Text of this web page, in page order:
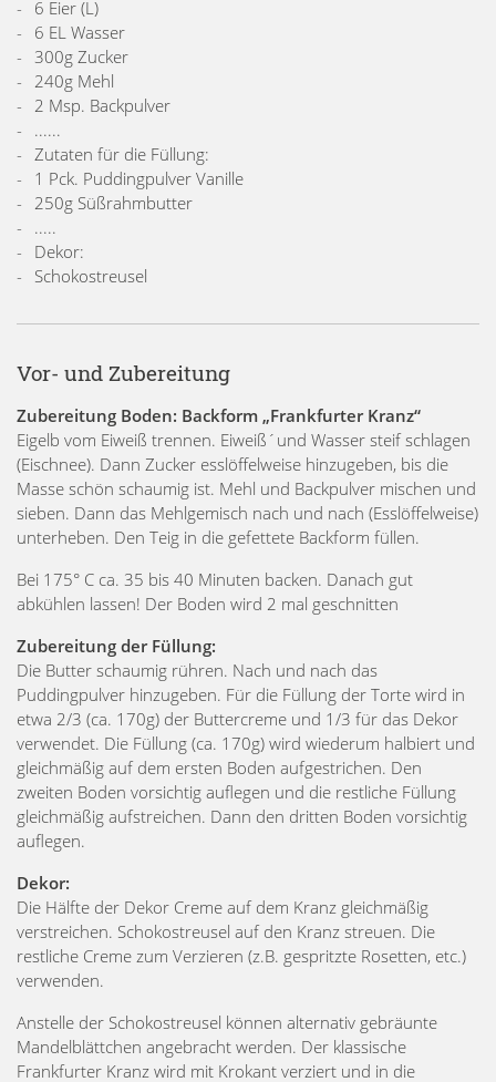
6 Eier (L)
6 EL Wasser
300g Zucker
240g Mehl
2 Msp. Backpulver
......
Zutaten für die Füllung:
1 Pck. Puddingpulver Vanille
250g Süßrahmbutter
.....
Dekor:
Schokostreusel
Vor- und Zubereitung
Zubereitung Boden: Backform „Frankfurter Kranz“
Eigelb vom Eiweiß trennen. Eiweiß´und Wasser steif schlagen
(Eischnee). Dann Zucker esslöffelweise hinzugeben, bis die
Masse schön schaumig ist. Mehl und Backpulver mischen und
sieben. Dann das Mehlgemisch nach und nach (Esslöffelweise)
unterheben. Den Teig in die gefettete Backform füllen.
Bei 175° C ca. 35 bis 40 Minuten backen. Danach gut
abkühlen lassen! Der Boden wird 2 mal geschnitten
Zubereitung der Füllung:
Die Butter schaumig rühren. Nach und nach das
Puddingpulver hinzugeben. Für die Füllung der Torte wird in
etwa 2/3 (ca. 170g) der Buttercreme und 1/3 für das Dekor
verwendet. Die Füllung (ca. 170g) wird wiederum halbiert und
gleichmäßig auf dem ersten Boden aufgestrichen. Den
zweiten Boden vorsichtig auflegen und die restliche Füllung
gleichmäßig aufstreichen. Dann den dritten Boden vorsichtig
auflegen.
Dekor:
Die Hälfte der Dekor Creme auf dem Kranz gleichmäßig
verstreichen. Schokostreusel auf den Kranz streuen. Die
restliche Creme zum Verzieren (z.B. gespritzte Rosetten, etc.)
verwenden.
Anstelle der Schokostreusel können alternativ gebräunte
Mandelblättchen angebracht werden. Der klassische
Frankfurter Kranz wird mit Krokant verziert und in die